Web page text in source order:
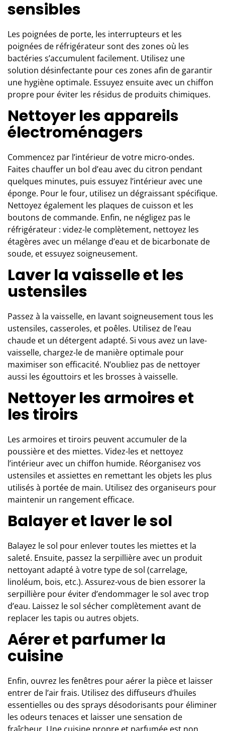
sensibles
Les poignées de porte, les interrupteurs et les
poignées de réfrigérateur sont des zones où les
bactéries s’accumulent facilement. Utilisez une
solution désinfectante pour ces zones afin de garantir
une hygiène optimale. Essuyez ensuite avec un chiffon
propre pour éviter les résidus de produits chimiques.
Nettoyer les appareils
électroménagers
Commencez par l’intérieur de votre micro-ondes.
Faites chauffer un bol d’eau avec du citron pendant
quelques minutes, puis essuyez l’intérieur avec une
éponge. Pour le four, utilisez un dégraissant spécifique.
Nettoyez également les plaques de cuisson et les
boutons de commande. Enfin, ne négligez pas le
réfrigérateur : videz-le complètement, nettoyez les
étagères avec un mélange d’eau et de bicarbonate de
soude, et essuyez soigneusement.
Laver la vaisselle et les
ustensiles
Passez à la vaisselle, en lavant soigneusement tous les
ustensiles, casseroles, et poêles. Utilisez de l’eau
chaude et un détergent adapté. Si vous avez un lave-
vaisselle, chargez-le de manière optimale pour
maximiser son efficacité. N’oubliez pas de nettoyer
aussi les égouttoirs et les brosses à vaisselle.
Nettoyer les armoires et
les tiroirs
Les armoires et tiroirs peuvent accumuler de la
poussière et des miettes. Videz-les et nettoyez
l’intérieur avec un chiffon humide. Réorganisez vos
ustensiles et assiettes en remettant les objets les plus
utilisés à portée de main. Utilisez des organiseurs pour
maintenir un rangement efficace.
Balayer et laver le sol
Balayez le sol pour enlever toutes les miettes et la
saleté. Ensuite, passez la serpillière avec un produit
nettoyant adapté à votre type de sol (carrelage,
linoléum, bois, etc.). Assurez-vous de bien essorer la
serpillière pour éviter d’endommager le sol avec trop
d’eau. Laissez le sol sécher complètement avant de
replacer les tapis ou autres objets.
Aérer et parfumer la
cuisine
Enfin, ouvrez les fenêtres pour aérer la pièce et laisser
entrer de l’air frais. Utilisez des diffuseurs d’huiles
essentielles ou des sprays désodorisants pour éliminer
les odeurs tenaces et laisser une sensation de